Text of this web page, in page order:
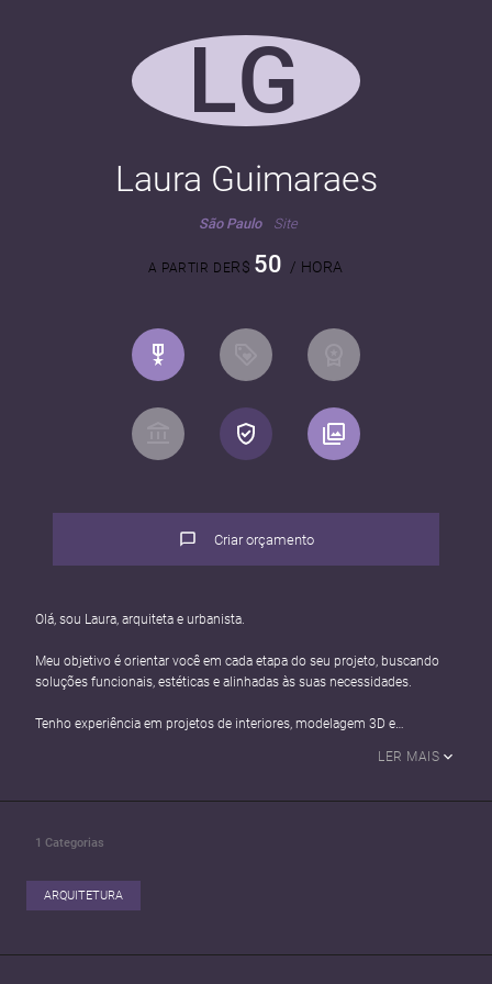
LG
Laura Guimaraes
São Paulo Site
A PARTIR DER$ 50 / HORA
Criar orçamento
Olá, sou Laura, arquiteta e urbanista.
Meu objetivo é orientar você em cada etapa do seu projeto, buscando
soluções funcionais, estéticas e alinhadas às suas necessidades.
Tenho experiência em projetos de interiores, modelagem 3D e
planejadas, facilitando a visualização e a execução do projeto.
da execução, antecipando desafios e propondo soluções práticas.
Trabalho principalmente com AutoCAD e SketchUp, desenvolvendo
projetos com atenção aos detalhes e foco na organização de todas as
LER MAIS
1 Categorias
ARQUITETURA